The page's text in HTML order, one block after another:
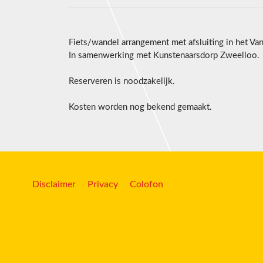
Fiets/wandel arrangement met afsluiting in het
In samenwerking met Kunstenaarsdorp Zweelloo.
Reserveren is noodzakelijk.
Kosten worden nog bekend gemaakt.
Disclaimer Privacy Colofon